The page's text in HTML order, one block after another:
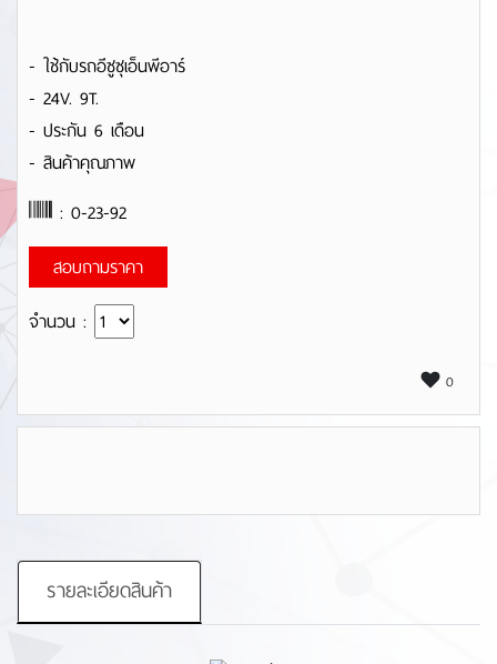
- ใช้กับรถอีซูซุเอ็นพีอาร์
- 24V. 9T.
- ประกัน 6 เดือน
- สินค้าคุณภาพ
: 0-23-92
สอบถามราคา
จำนวน :
0
รายละเอียดสินค้า